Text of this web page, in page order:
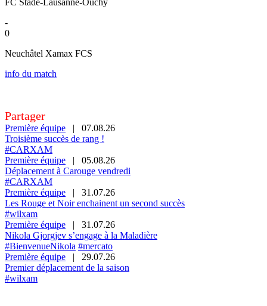
-
0
Neuchâtel Xamax FCS
info du match
Partager
Première équipe |
07.08.26
Troisième succès de rang !
#CARXAM
Première équipe
|
05.08.26
Déplacement à Carouge vendredi
#CARXAM
Première équipe
|
31.07.26
Les Rouge et Noir enchainent un second succès
#wilxam
Première équipe
|
31.07.26
Nikola Gjorgjev s’engage à la Maladière
#BienvenueNikola #mercato
Première équipe
|
29.07.26
Premier déplacement de la saison
#wilxam